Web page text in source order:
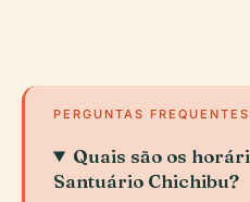
PERGUNTAS FREQUENTES
Quais são os
Santuário Chichibu?